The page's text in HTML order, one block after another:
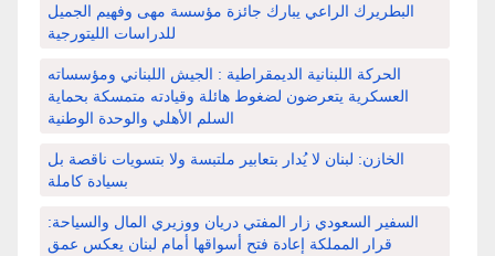
البطريرك الراعي يبارك جائزة مؤسسة مهى وفهيم الجميل
للدراسات الليتورجية
الحركة اللبنانية الديمقراطية : الجيش اللبناني ومؤسساته
العسكرية يتعرضون لضغوط هائلة وقيادته متمسكة بحماية
السلم الأهلي والوحدة الوطنية
الخازن: لبنان لا يُدار بتعابير ملتبسة ولا بتسويات ناقصة بل
بسيادة كاملة
السفير السعودي زار المفتي دريان ووزيري المال والسياحة:
قرار المملكة إعادة فتح أسواقها أمام لبنان يعكس عمق